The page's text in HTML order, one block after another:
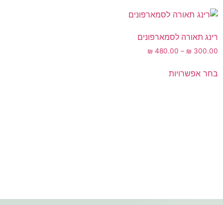
רינג תאורה לסמארפונים
₪ 300.00
–
₪ 480.00
בחר אפשרויות